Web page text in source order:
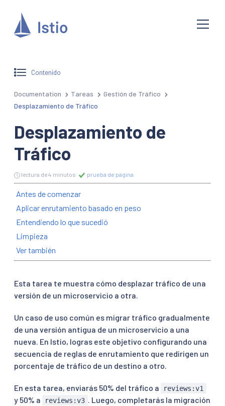
Contenido
Documentation Tareas
Gestión de Tráfico
Desplazamiento de Tráfico
Desplazamiento de
Tráfico
lectura de 4 minutos prueba de página
Antes de comenzar
Aplicar enrutamiento basado en peso
Entendiendo lo que sucedió
Limpieza
Ver también
Esta tarea te muestra cómo desplazar tráfico de una
versión de un microservicio a otra.
Un caso de uso común es migrar tráfico gradualmente
de una versión antigua de un microservicio a una
nueva. En Istio, logras este objetivo configurando una
secuencia de reglas de enrutamiento que redirigen un
porcentaje de tráfico de un destino a otro.
En esta tarea, enviarás 50% del tráfico a reviews:v1
y 50% a reviews:v3
. Luego, completarás la migración